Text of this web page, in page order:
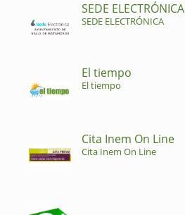
SEDE ELECTRÓNICA
SEDE ELECTRÓNICA
El tiempo
El tiempo
Cita Inem On Line
Cita Inem On Line